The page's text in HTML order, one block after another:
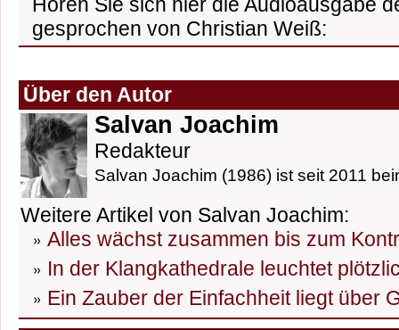
gesprochen von Christian Weiß:
Über den Autor
Salvan Joachim
Redakteur
Salvan Joachim (1986) ist seit 2011
Weitere Artikel von Salvan Joachim:
Alles wächst zusammen bis zum
In der Klangkathedrale leuchtet
Ein Zauber der Einfachheit liegt über